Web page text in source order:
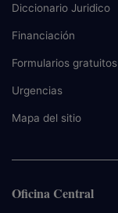
Diccionario Juridico
Financiación
Formularios gratuitos
Urgencias
Mapa del sitio
Oficina Central